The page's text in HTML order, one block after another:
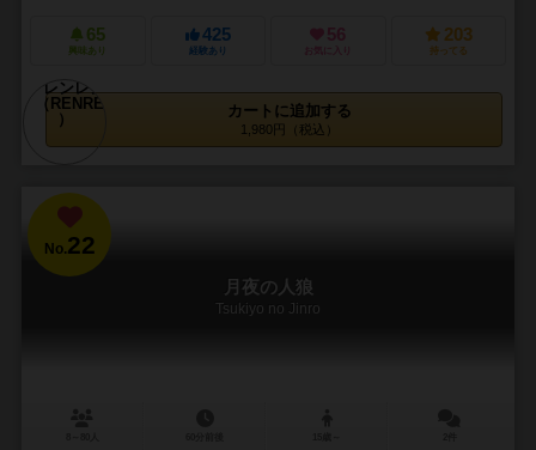
65
興味あり
425
経験あり
56
お気に入り
203
持ってる
カートに追加する
1,980円（税込）
No.22
月夜の人狼
Tsukiyo no Jinro